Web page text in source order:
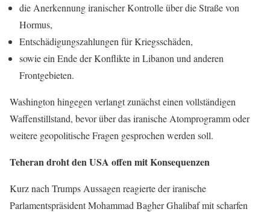
die Anerkennung iranischer Kontrolle über die Straße von
Hormus,
Entschädigungszahlungen für Kriegsschäden,
sowie ein Ende der Konflikte in Libanon und anderen
Frontgebieten.
Washington hingegen verlangt zunächst einen vollständigen
Waffenstillstand, bevor über das iranische Atomprogramm oder
weitere geopolitische Fragen gesprochen werden soll.
Teheran droht den USA offen mit Konsequenzen
Kurz nach Trumps Aussagen reagierte der iranische
Parlamentspräsident Mohammad Bagher Ghalibaf mit scharfen